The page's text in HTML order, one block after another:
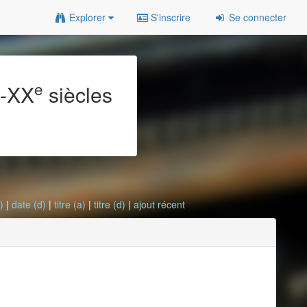
Explorer S'inscrire Se connecter
-XXe siècles
|date (d)|titre (a)|titre (d)|ajout récent